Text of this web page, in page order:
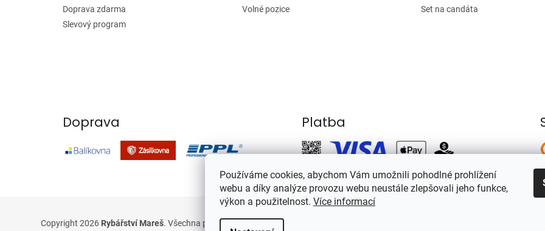
Používáme cookies, abychom Vám umožnili pohodlné prohlížení
webu a díky analýze provozu webu neustále zlepšovali jeho funkce,
výkon a použitelnost. Více informací
Doprava zdarma
Slevový program
Volné pozice
Set na candáta
Doprava Platba
Copyright 2026 Rybářství Mareš. Všechna práva vyhrazena.